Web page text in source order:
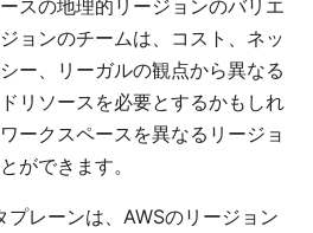
スの地理的リージョンのバリエ
ョンのチームは、コスト、ネッ
ー、リーガルの観点から異なる
リソースを必要とするかもしれ
ークスペースを異なるリージョ
ができます。
プレーンは、AWSのリージョン